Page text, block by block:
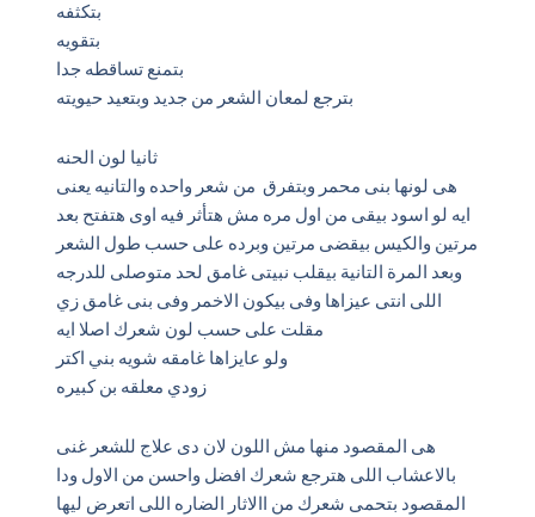
بتكثفه
بتقويه
بتمنع تساقطه جدا
بترجع لمعان الشعر من جديد وبتعيد حيويته
ثانيا لون الحنه
هى لونها بنى محمر وبتفرق من شعر واحده والتانيه يعنى
ايه لو اسود بيقى من اول مره مش هتأثر فيه اوى هتفتح بعد
مرتين والكيس بيقضى مرتين وبرده على حسب طول الشعر
وبعد المرة التانية بيقلب نبيتى غامق لحد متوصلى للدرجه
اللى انتى عيزاها وفى بيكون الاخمر وفى بنى غامق زي
مقلت على حسب لون شعرك اصلا ايه
ولو عايزاها غامقه شويه بني اكتر
زودي معلقه بن كبيره
هى المقصود منها مش اللون لان دى علاج للشعر غنى
بالاعشاب اللى هترجع شعرك افضل واحسن من الاول ودا
المقصود بتحمى شعرك من االاثار الضاره اللى اتعرض ليها